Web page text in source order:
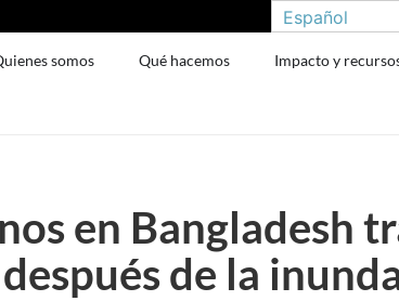
Español
somos Qué hacemos Impacto y
en Bangladesh
de la